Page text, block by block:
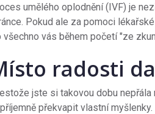
umělého oplodnění (IVF) je
Pokud ale za pomoci
všechno vás během početí "ze
radosti
jste si takovou dobu nepřála
překvapit vlastní